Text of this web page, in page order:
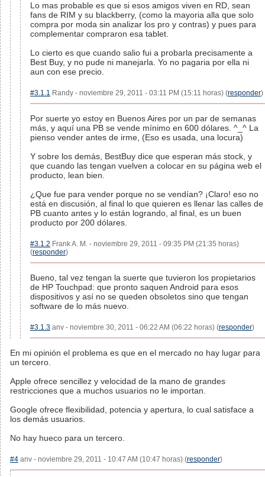
Lo mas probable es que si esos amigos viven en RD, sean
fans de RIM y su blackberry, (como la mayoria alla que solo
compra por moda sin analizar los pro y contras) y pues para
complementar compraron esa tablet.
Lo cierto es que cuando salio fui a probarla precisamente a
Best Buy, y no pude ni manejarla. Yo no pagaria por ella ni
aun con ese precio.
#3.1.1 Randy - noviembre 29, 2011 - 03:11 PM (15:11 horas) (responder)
Por suerte yo estoy en Buenos Aires por un par de semanas
más, y aquí una PB se vende mínimo en 600 dólares. ^_^ La
pienso vender antes de irme, (Eso es usada, una locura)
Y sobre los demás, BestBuy dice que esperan más stock, y
que cuando las tengan vuelven a colocar en su página web el
producto, lean bien.
¿Que fue para vender porque no se vendían? ¡Claro! eso no
está en discusión, al final lo que quieren es llenar las calles de
PB cuanto antes y lo están logrando, al final, es un buen
producto por 200 dólares.
#3.1.2 Frank A. M. - noviembre 29, 2011 - 09:35 PM (21:35 horas)
(responder)
Bueno, tal vez tengan la suerte que tuvieron los propietarios
de HP Touchpad: que pronto saquen Android para esos
dispositivos y así no se queden obsoletos sino que tengan
software de lo más nuevo.
#3.1.3 anv - noviembre 30, 2011 - 06:22 AM (06:22 horas) (responder)
En mi opinión el problema es que en el mercado no hay lugar para
un tercero.
Apple ofrece sencillez y velocidad de la mano de grandes
restricciones que a muchos usuarios no le importan.
Google ofrece flexibilidad, potencia y apertura, lo cual satisface a
los demás usuarios.
No hay hueco para un tercero.
#4 anv - noviembre 29, 2011 - 10:47 AM (10:47 horas) (responder)